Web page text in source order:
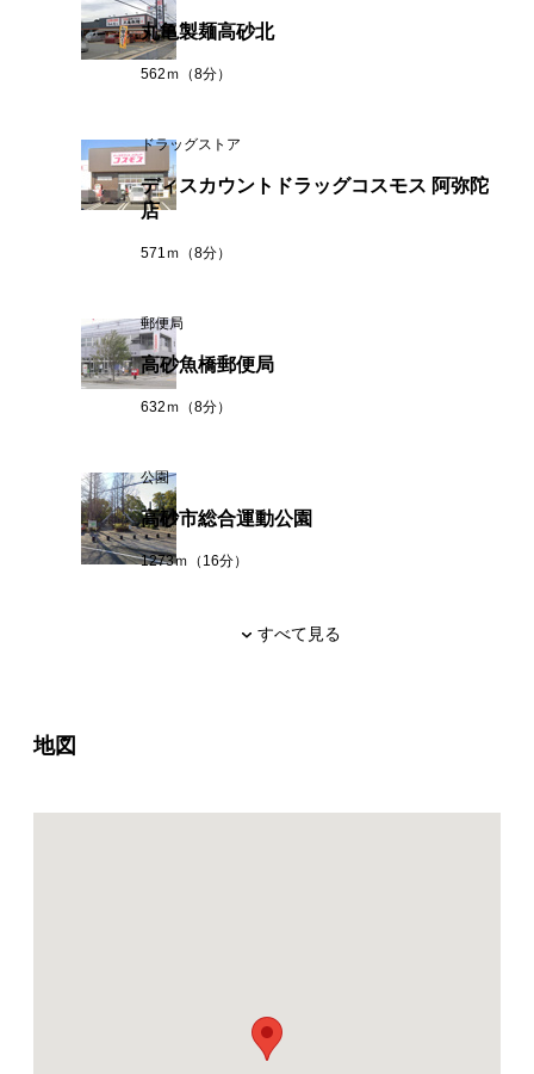
丸亀製麺高砂北
562ｍ（8分）
ドラッグストア
ディスカウントドラッグコスモス 阿弥陀
店
571ｍ（8分）
郵便局
高砂魚橋郵便局
632ｍ（8分）
公園
高砂市総合運動公園
1273ｍ（16分）
すべて見る
地図